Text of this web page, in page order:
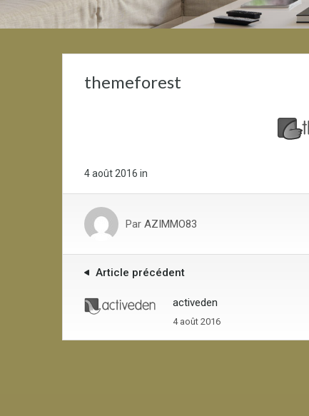
themeforest
4 août 2016 in
Par AZIMMO83
Article précédent
activeden
4 août 2016